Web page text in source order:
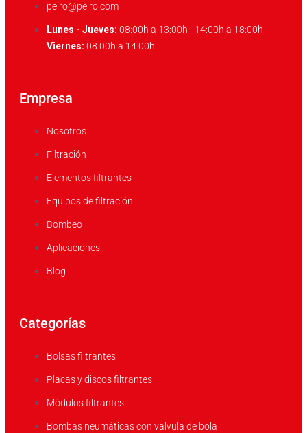
peiro@peiro.com
Lunes - Jueves: 08:00h a 13:00h - 14:00h a 18:00h
Viernes: 08:00h a 14:00h
Empresa
Nosotros
Filtración
Elementos filtrantes
Equipos de filtración
Bombeo
Aplicaciones
Blog
Categorías
Bolsas filtrantes
Placas y discos filtrantes
Módulos filtrantes
Bombas neumáticas con valvula de bola